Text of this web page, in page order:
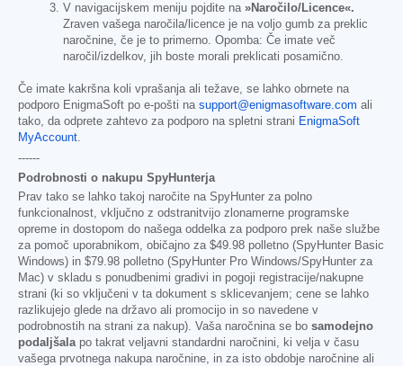
V navigacijskem meniju pojdite na »Naročilo/Licence«.
Zraven vašega naročila/licence je na voljo gumb za preklic
naročnine, če je to primerno. Opomba: Če imate več
naročil/izdelkov, jih boste morali preklicati posamično.
Če imate kakršna koli vprašanja ali težave, se lahko obrnete na
podporo EnigmaSoft po e-pošti na support@enigmasoftware.com ali
tako, da odprete zahtevo za podporo na spletni strani EnigmaSoft
MyAccount
------
Podrobnosti o nakupu SpyHunterja
Prav tako se lahko takoj naročite na SpyHunter za polno
funkcionalnost, vključno z odstranitvijo zlonamerne programske
opreme in dostopom do našega oddelka za podporo prek naše službe
za pomoč uporabnikom, običajno za $49.98 polletno (SpyHunter Basic
Windows) in $79.98 polletno (SpyHunter Pro Windows/SpyHunter za
Mac) v skladu s ponudbenimi gradivi in pogoji registracije/nakupne
strani (ki so vključeni v ta dokument s sklicevanjem; cene se lahko
razlikujejo glede na državo ali promocijo in so navedene v
podrobnostih na strani za nakup). Vaša naročnina se bo samodejno
podaljšala po takrat veljavni standardni naročnini, ki velja v času
vašega prvotnega nakupa naročnine, in za isto obdobje naročnine ali